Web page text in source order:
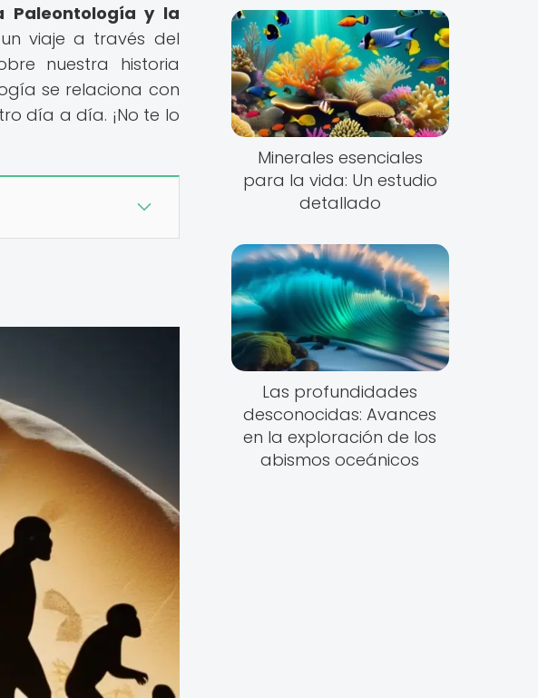
Paleontología y la
viaje a través del
nuestra historia
se relaciona con
día a día. ¡No te lo
Minerales esenciales
para la vida: Un estudio
detallado
Las profundidades
desconocidas: Avances
en la exploración de los
abismos oceánicos